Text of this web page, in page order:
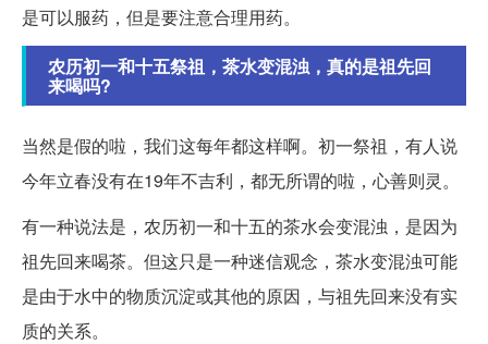
是可以服药，但是要注意合理用药。
农历初一和十五祭祖，茶水变混浊，真的是祖先回
来喝吗?
当然是假的啦，我们这每年都这样啊。初一祭祖，有人说
今年立春没有在19年不吉利，都无所谓的啦，心善则灵。
有一种说法是，农历初一和十五的茶水会变混浊，是因为
祖先回来喝茶。但这只是一种迷信观念，茶水变混浊可能
是由于水中的物质沉淀或其他的原因，与祖先回来没有实
质的关系。